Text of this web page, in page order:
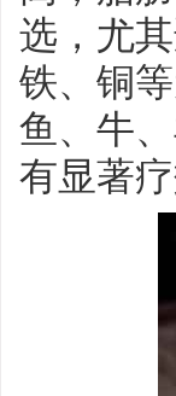
选，尤
铁、铜
鱼、牛
有显著疗